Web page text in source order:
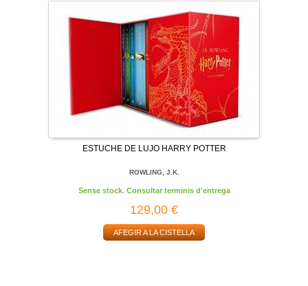
ESTUCHE DE LUJO HARRY POTTER
ROWLING, J.K.
Sense stock. Consultar terminis d'entrega
129,00 €
AFEGIR A LA CISTELLA